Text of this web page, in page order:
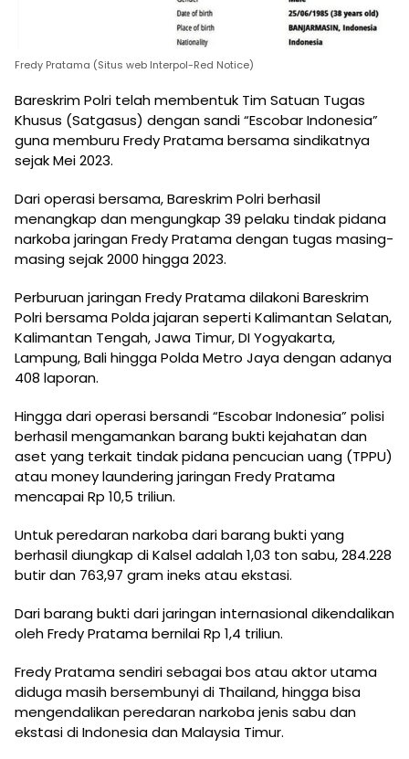
Fredy Pratama (Situs web Interpol-Red Notice)
Bareskrim Polri telah membentuk Tim Satuan Tugas
Khusus (Satgasus) dengan sandi “Escobar Indonesia”
guna memburu Fredy Pratama bersama sindikatnya
sejak Mei 2023.
Dari operasi bersama, Bareskrim Polri berhasil
menangkap dan mengungkap 39 pelaku tindak pidana
narkoba jaringan Fredy Pratama dengan tugas masing-
masing sejak 2000 hingga 2023.
Perburuan jaringan Fredy Pratama dilakoni Bareskrim
Polri bersama Polda jajaran seperti Kalimantan Selatan,
Kalimantan Tengah, Jawa Timur, DI Yogyakarta,
Lampung, Bali hingga Polda Metro Jaya dengan adanya
408 laporan.
Hingga dari operasi bersandi “Escobar Indonesia” polisi
berhasil mengamankan barang bukti kejahatan dan
aset yang terkait tindak pidana pencucian uang (TPPU)
atau money laundering jaringan Fredy Pratama
mencapai Rp 10,5 triliun.
Untuk peredaran narkoba dari barang bukti yang
berhasil diungkap di Kalsel adalah 1,03 ton sabu, 284.228
butir dan 763,97 gram ineks atau ekstasi.
Dari barang bukti dari jaringan internasional dikendalikan
oleh Fredy Pratama bernilai Rp 1,4 triliun.
Fredy Pratama sendiri sebagai bos atau aktor utama
diduga masih bersembunyi di Thailand, hingga bisa
mengendalikan peredaran narkoba jenis sabu dan
ekstasi di Indonesia dan Malaysia Timur.